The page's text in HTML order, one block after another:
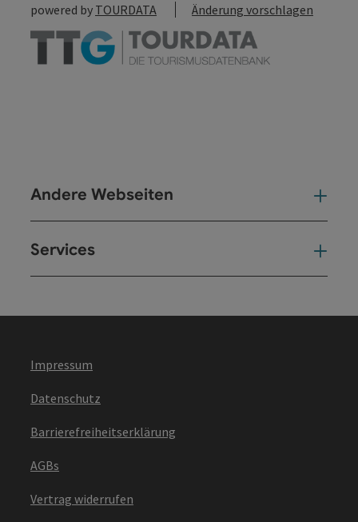
powered by TOURDATA Änderung vorschlagen
Andere Webseiten
Services
Impressum
Datenschutz
Barrierefreiheitserklärung
AGBs
Vertrag widerrufen